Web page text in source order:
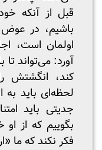
قبل از آنکه
باشیم، در عوض
اولمان است،
آورد: می‌تواند تا
کند، انگشتش
لحظه‌ای باید به
جدیتی باید
بگوییم که از
فکر نکند که ما